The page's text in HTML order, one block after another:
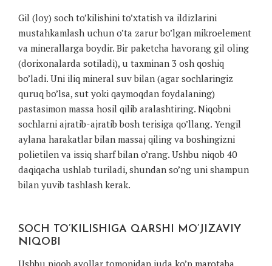
Gil (loy) soch to’kilishini to’xtatish va ildizlarini
mustahkamlash uchun o’ta zarur bo’lgan mikroelement
va minerallarga boydir. Bir paketcha havorang gil oling
(dorixonalarda sotiladi), u taxminan 3 osh qoshiq
bo’ladi. Uni iliq mineral suv bilan (agar sochlaringiz
quruq bo’lsa, sut yoki qaymoqdan foydalaning)
pastasimon massa hosil qilib aralashtiring. Niqobni
sochlarni ajratib-ajratib bosh terisiga qo’llang. Yengil
aylana harakatlar bilan massaj qiling va boshingizni
polietilen va issiq sharf bilan o’rang. Ushbu niqob 40
daqiqacha ushlab turiladi, shundan so’ng uni shampun
bilan yuvib tashlash kerak.
SOCH TO’KILISHIGA QARSHI MO’JIZAVIY
NIQOBI